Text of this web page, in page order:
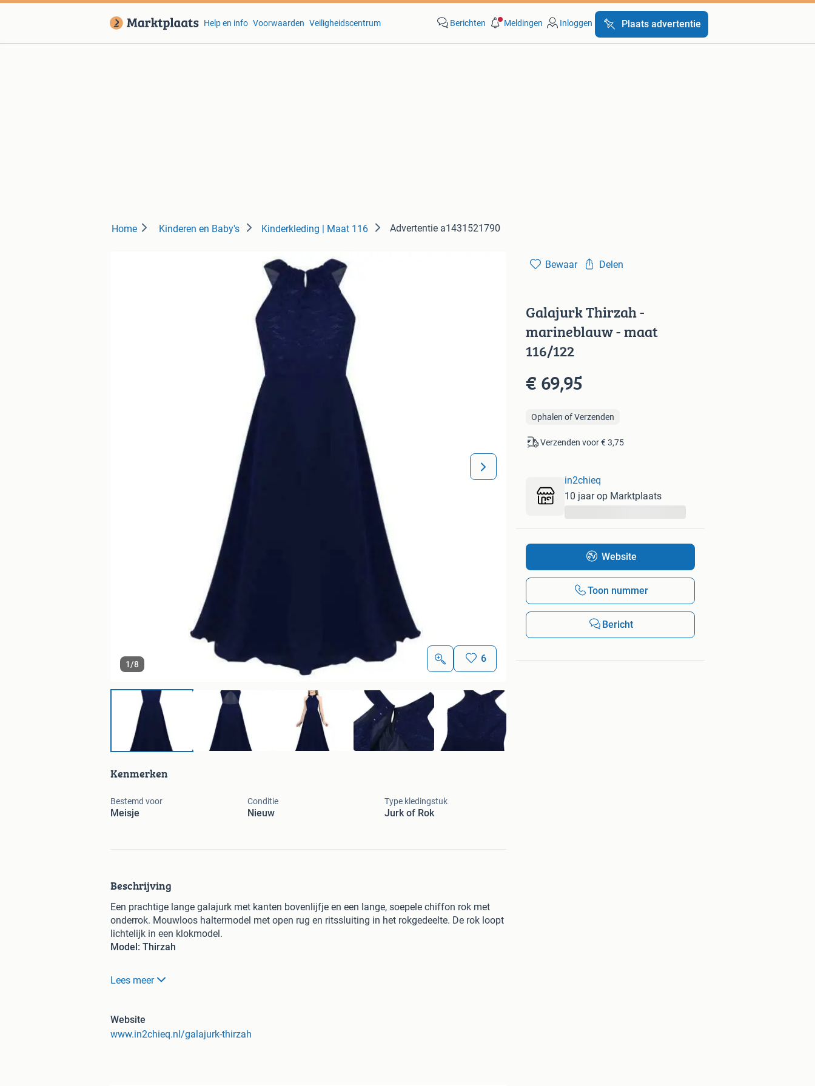
Help en info Voorwaarden Veiligheidscentrum Berichten Meldingen Inloggen Plaats advertentie
Home Kinderen en Baby's Kinderkleding | Maat 116 Advertentie a1431521790
1/8 6
Kenmerken
Bestemd voor
Meisje
Conditie
Nieuw
Type kledingstuk
Jurk of Rok
Beschrijving
Een prachtige lange galajurk met kanten bovenlijfje en een lange, soepele chiffon rok met
onderrok. Mouwloos haltermodel met open rug en ritssluiting in het rokgedeelte. De rok loopt
lichtelijk in een klokmodel.
Model: Thirzah
Kleur: marineblauw
Prijs: € 69,95
Lees meer
Website
www.in2chieq.nl/galajurk-thirzah
Bewaar Delen
Galajurk Thirzah -
marineblauw - maat
116/122
€ 69,95
Ophalen of Verzenden
Verzenden voor € 3,75
in2chieq
10 jaar op Marktplaats
Website
Toon nummer
Bericht